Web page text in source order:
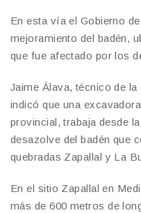
En esta vía el Gobierno
mejoramiento del badén,
que fue afectado por los
Jaime Álava, técnico de
indicó que una
provincial, trabaja desde
desazolve del badén que
quebradas Zapallal y La
En el sitio Zapallal en
más de 600 metros de